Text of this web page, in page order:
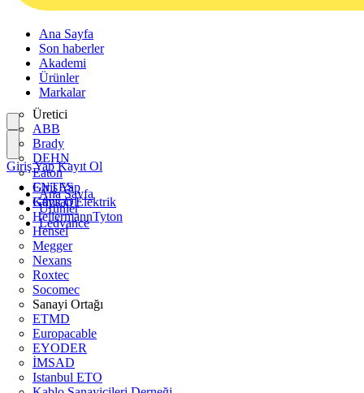
Ana Sayfa
Son haberler
Akademi
Ürünler
Markalar
Üretici
ABB
Brady
DEHN
Eaton
ENTES
Günsan Elektrik
HellermannTyton
Hensel
Megger
Nexans
Roxtec
Socomec
Sanayi Ortağı
ETMD
Europacable
EYODER
İMSAD
Istanbul ETO
Giriş Yap
Kayıt Ol
Giriş Yap Kayıt Ol
Ana Sayfa
Ürünler
Ledvance